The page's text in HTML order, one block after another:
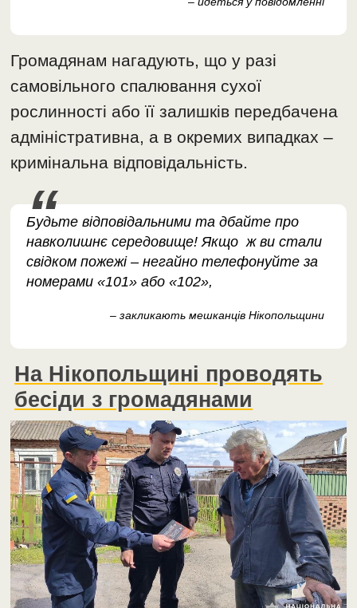
Громадянам нагадують, що у разі
самовільного спалювання сухої
рослинності або її залишків передбачена
адміністративна, а в окремих випадках –
кримінальна відповідальність.
Будьте відповідальними та дбайте про
навколишнє середовище! Якщо ж ви стали
свідком пожежі – негайно телефонуйте за
номерами «101» або «102»,
– закликають мешканців Нікопольщини
На Нікопольщині проводять
бесіди з громадянами